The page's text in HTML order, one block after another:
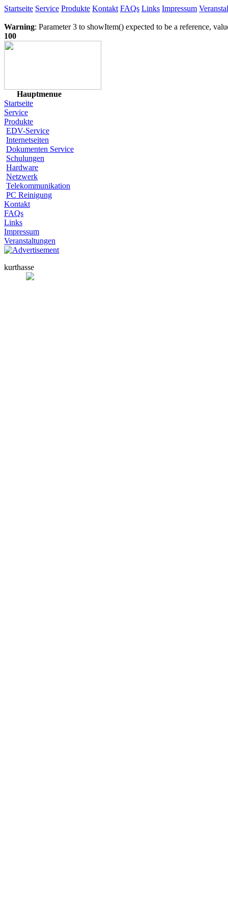
Startseite Service Produkte Kontakt FAQs Links Impressum
Warning: Parameter 3 to showItem() expected to be a reference,
100
Hauptmenue
Startseite
Service
Produkte
EDV-Service
Internetseiten
Dokumenten Service
Schulungen
Hardware
Netzwerk
Telekommunikation
PC Reinigung
Kontakt
FAQs
Links
Impressum
Veranstaltungen
kurthasse